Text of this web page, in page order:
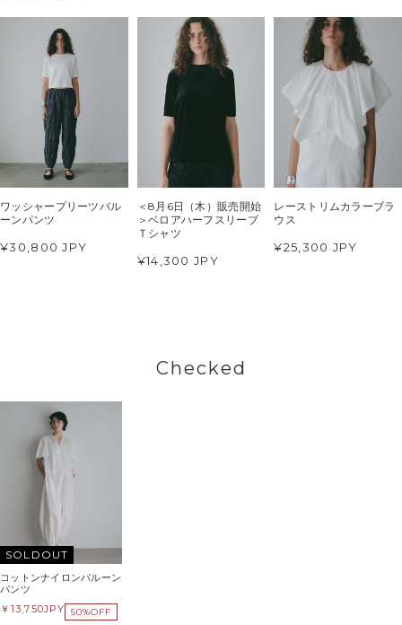
ワッシャープリーツバル
ーンパンツ
¥30,800 JPY
＜8月6日（木）販売開始
＞ベロアハーフスリーブ
Ｔシャツ
¥14,300 JPY
レーストリムカラーブラ
ウス
¥25,300 JPY
Checked
SOLDOUT
コットンナイロンバルーン
パンツ
13,750JPY 50%OFF